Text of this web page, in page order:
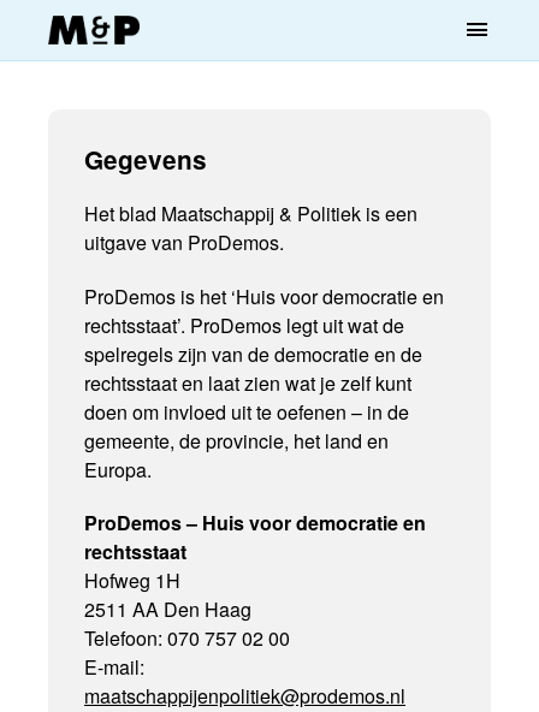
menu
Gegevens
Het blad Maatschappij & Politiek is een
uitgave van ProDemos.
ProDemos is het ‘Huis voor democratie en
rechtsstaat’. ProDemos legt uit wat de
spelregels zijn van de democratie en de
rechtsstaat en laat zien wat je zelf kunt
doen om invloed uit te oefenen – in de
gemeente, de provincie, het land en
Europa.
ProDemos – Huis voor democratie en
rechtsstaat
Hofweg 1H
2511 AA Den Haag
Telefoon: 070 757 02 00
E-mail:
maatschappijenpolitiek@prodemos.nl